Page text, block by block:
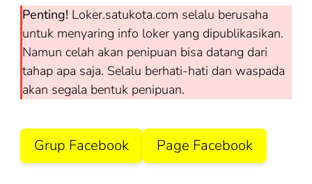
Penting! Loker.satukota.com selalu berusaha
untuk menyaring info loker yang dipublikasikan.
Namun celah akan penipuan bisa datang dari
tahap apa saja. Selalu berhati-hati dan waspada
akan segala bentuk penipuan.
Grup Facebook Page Facebook